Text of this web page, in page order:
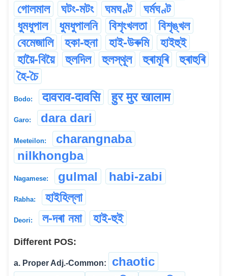
গোলমাল
ঘটং-মটং ঘমঘণ্ট
ঘৰ্মঘণ্ট
ধুমধুপাল
ধুমধুপালনি বিশৃংখলতা
বিশৃঙ্খল
বেমেজালি
হকা-হুনা হাই-উৰুমি
হাইহুই
হায়ৈ-বিয়ৈ
হুলদিল হুলস্থূল হুৰামূৰি
হুৰাহুৰি
হৈ-চৈ
Bodo: दावराव-दावसि हुर मुर खालाम
Garo: dara dari
Meeteilon:
charangnaba
nilkhongba
Nagamese: gulmal habi-zabi
Rabha: হাইহিল্লা
Deori: ল-দৰা নমা হাই-হুই
Different POS:
a. Proper Adj.-Common:
chaotic